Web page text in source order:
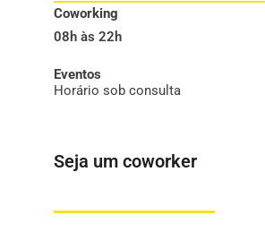
Coworking
08h às 22h
Eventos
Horário sob consulta
Seja um coworker